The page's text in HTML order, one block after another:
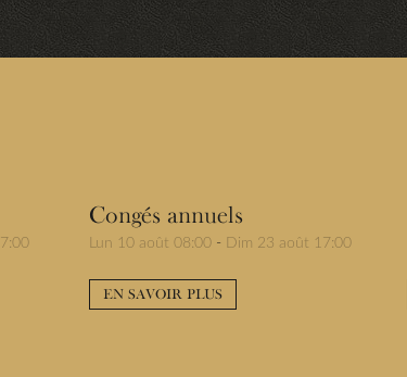
Congés annuels
Lun 10 août 08:00 - Dim 23 août 17:00
EN SAVOIR PLUS